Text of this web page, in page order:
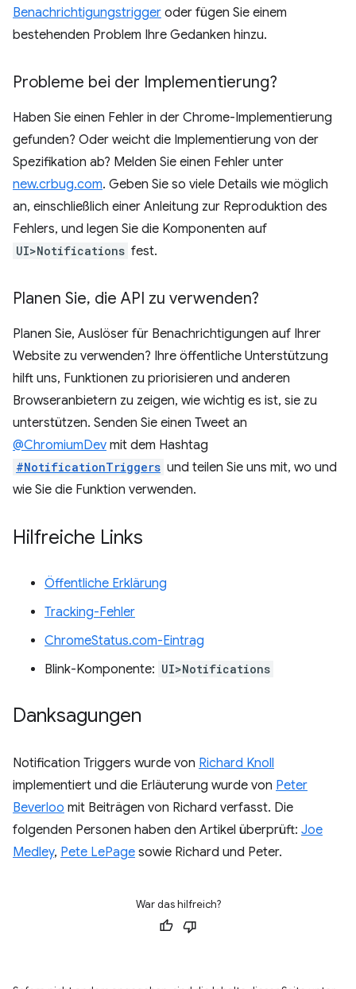
Benachrichtigungstrigger oder fügen Sie einem
bestehenden Problem Ihre Gedanken hinzu.
Probleme bei der Implementierung?
Haben Sie einen Fehler in der Chrome-Implementierung
gefunden? Oder weicht die Implementierung von der
Spezifikation ab? Melden Sie einen Fehler unter
new.crbug.com. Geben Sie so viele Details wie möglich
an, einschließlich einer Anleitung zur Reproduktion des
Fehlers, und legen Sie die Komponenten auf
UI>Notifications fest.
Planen Sie, die API zu verwenden?
Planen Sie, Auslöser für Benachrichtigungen auf Ihrer
Website zu verwenden? Ihre öffentliche Unterstützung
hilft uns, Funktionen zu priorisieren und anderen
Browseranbietern zu zeigen, wie wichtig es ist, sie zu
unterstützen. Senden Sie einen Tweet an
@ChromiumDev mit dem Hashtag
#NotificationTriggers und teilen Sie uns mit, wo und
wie Sie die Funktion verwenden.
Hilfreiche Links
Öffentliche Erklärung
Tracking-Fehler
ChromeStatus.com-Eintrag
Blink-Komponente: UI>Notifications
Danksagungen
Notification Triggers wurde von Richard Knoll
implementiert und die Erläuterung wurde von Peter
Beverloo mit Beiträgen von Richard verfasst. Die
folgenden Personen haben den Artikel überprüft: Joe
Medley, Pete LePage sowie Richard und Peter.
War das hilfreich?